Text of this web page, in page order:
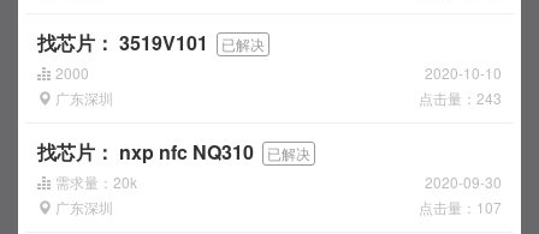
找芯片： 3519V101
已解决
2000
广东深圳
2020-10-10
点击量：243
找芯片： nxp nfc NQ310
已解决
需求量：20k
广东深圳
2020-09-30
点击量：107